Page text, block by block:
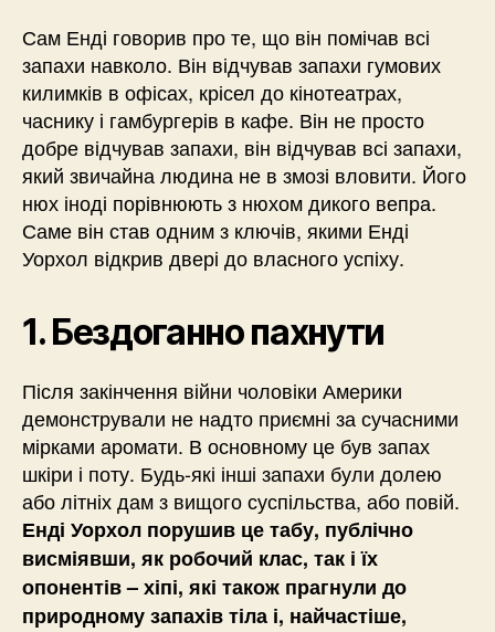
Сам Енді говорив про те, що він помічав всі
запахи навколо. Він відчував запахи гумових
килимків в офісах, крісел до кінотеатрах,
часнику і гамбургерів в кафе. Він не просто
добре відчував запахи, він відчував всі запахи,
який звичайна людина не в змозі вловити. Його
нюх іноді порівнюють з нюхом дикого вепра.
Саме він став одним з ключів, якими Енді
Уорхол відкрив двері до власного успіху.
1. Бездоганно пахнути
Після закінчення війни чоловіки Америки
демонстрували не надто приємні за сучасними
мірками аромати. В основному це був запах
шкіри і поту. Будь-які інші запахи були долею
або літніх дам з вищого суспільства, або повій.
Енді Уорхол порушив це табу, публічно
висміявши, як робочий клас, так і їх
опонентів – хіпі, які також прагнули до
природному запахів тіла і, найчастіше,